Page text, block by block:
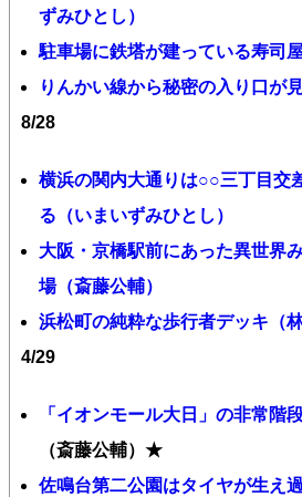
ずみひとし）
駐車場に鉄塔が建っている寿司
りんかい線から秘密の入り口が
8/28
横浜の関内大通りは○○三丁目交
る（いまいずみひとし）
大阪・京橋駅前にあった異世界
場（斎藤公輔）
浜松町の純粋な歩行者デッキ（林
4/29
「イオンモール大日」の非常階
（斎藤公輔）★
佐鳴台第二公園はタイヤが生え